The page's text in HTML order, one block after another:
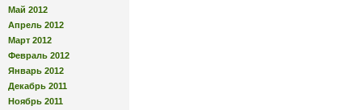
Май 2012
Апрель 2012
Март 2012
Февраль 2012
Январь 2012
Декабрь 2011
Ноябрь 2011